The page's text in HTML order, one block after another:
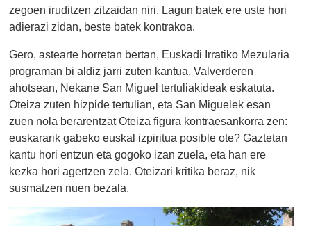
zegoen iruditzen zitzaidan niri. Lagun batek ere uste hori
adierazi zidan, beste batek kontrakoa.
Gero, astearte horretan bertan, Euskadi Irratiko Mezularia
programan bi aldiz jarri zuten kantua, Valverderen
ahotsean, Nekane San Miguel tertuliakideak eskatuta.
Oteiza zuten hizpide tertulian, eta San Miguelek esan
zuen nola berarentzat Oteiza figura kontraesankorra zen:
euskararik gabeko euskal izpiritua posible ote? Gaztetan
kantu hori entzun eta gogoko izan zuela, eta han ere
kezka hori agertzen zela. Oteizari kritika beraz, nik
susmatzen nuen bezala.